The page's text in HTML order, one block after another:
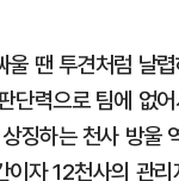
울 땐 투견처럼 날
단력으로 팀에 없
징하는 천사 방울
이자 12천사의 관